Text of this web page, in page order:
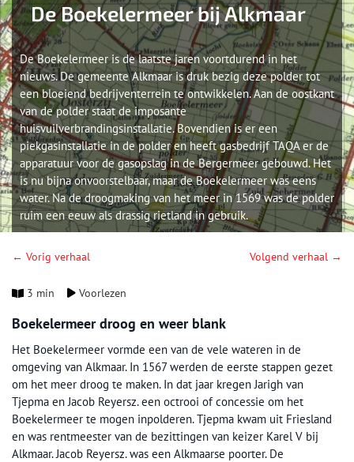
De Boekelermeer bij Alkmaar
De Boekelermeer is de laatste jaren voortdurend in het
nieuws. De gemeente Alkmaar is druk bezig deze polder tot
een bloeiend bedrijventerrein te ontwikkelen. Aan de oostkant
van de polder staat de imposante
huisvuilverbrandingsinstallatie. Bovendien is er een
piekgasinstallatie in de polder en heeft gasbedrijf TAQA er de
apparatuur voor de gasopslag in de Bergermeer gebouwd. Het
is nu bijna onvoorstelbaar, maar de Boekelermeer was eens
water. Na de droogmaking van het meer in 1569 was de polder
ruim een eeuw als drassig rietland in gebruik.
← Vorig verhaal Volgend verhaal →
3 min Voorlezen
Boekelermeer droog en weer blank
Het Boekelermeer vormde een van de vele wateren in de
omgeving van Alkmaar. In 1567 werden de eerste stappen gezet
om het meer droog te maken. In dat jaar kregen Jarigh van
Tjepma en Jacob Reyersz. een octrooi of concessie om het
Boekelermeer te mogen inpolderen. Tjepma kwam uit Friesland
en was rentmeester van de bezittingen van keizer Karel V bij
Alkmaar. Jacob Reyersz. was een Alkmaarse poorter. De